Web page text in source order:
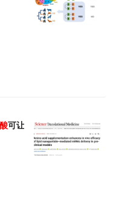
可让药效提升20倍